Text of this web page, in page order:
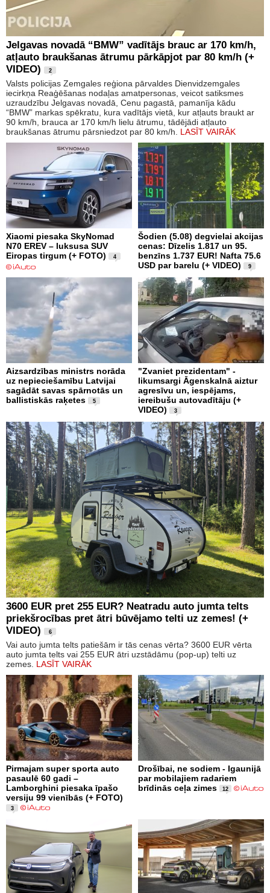
Jelgavas novadā “BMW” vadītājs brauc ar 170 km/h,
atļauto braukšanas ātrumu pārkāpjot par 80 km/h (+
VIDEO)
2
Valsts policijas Zemgales reģiona pārvaldes Dienvidzemgales
iecirkņa Reaģēšanas nodaļas amatpersonas, veicot satiksmes
uzraudzību Jelgavas novadā, Cenu pagastā, pamanīja kādu
“BMW” markas spēkratu, kura vadītājs vietā, kur atļauts braukt ar
90 km/h, brauca ar 170 km/h lielu ātrumu, tādējādi atļauto
braukšanas ātrumu pārsniedzot par 80 km/h. LASĪT VAIRĀK
Xiaomi piesaka SkyNomad
N70 EREV – luksusa SUV
Eiropas tirgum (+ FOTO)
4
Šodien (5.08) degvielai akcijas
cenas: Dīzelis 1.817 un 95.
benzīns 1.737 EUR! Nafta 75.6
USD par barelu (+ VIDEO)
9
Aizsardzības ministrs norāda
uz nepieciešamību Latvijai
sagādāt savas spārnotās un
ballistiskās raķetes
5
"Zvaniet prezidentam" -
likumsargi Āgenskalnā aiztur
agresīvu un, iespējams,
iereibušu autovadītāju (+
VIDEO)
3
3600 EUR pret 255 EUR? Neatradu auto jumta telts
priekšrocības pret ātri būvējamo telti uz zemes! (+
VIDEO)
6
Vai auto jumta telts patiešām ir tās cenas vērta? 3600 EUR vērta
auto jumta telts vai 255 EUR ātri uzstādāmu (pop-up) telti uz
zemes. LASĪT VAIRĀK
Pirmajam super sporta auto
pasaulē 60 gadi –
Lamborghini piesaka īpašo
versiju 99 vienībās (+ FOTO)
3
Drošībai, ne sodiem - Igaunijā
par mobilajiem radariem
brīdinās ceļa zimes
12